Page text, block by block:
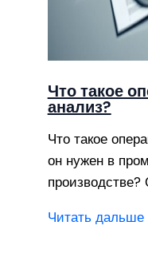
Что такое
анализ?
Что такое
он нужен в
Читать дальше